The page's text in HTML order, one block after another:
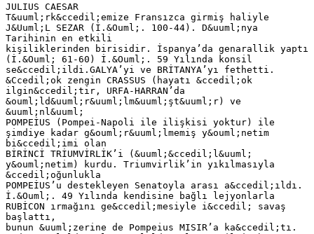
JULIUS CAESAR
T&uuml;rk&ccedil;emize Fransızca girmiş haliyle
J&Uuml;L SEZAR (İ.&Ouml;. 100-44). D&uuml;nya
Tarihinin en etkili
kişiliklerinden birisidir. İspanya’da genarallik yaptı
(İ.&Ouml; 61-60) İ.&Ouml;. 59 Yılında konsil
se&ccedil;ildi.GALYA’yi ve BRİTANYA’yı fethetti.
&Ccedil;ok zengin CRASSUS (hayatı &ccedil;ok
ilgin&ccedil;tir, URFA-HARRAN’da
&ouml;ld&uuml;r&uuml;lm&uuml;şt&uuml;r) ve
&uuml;nl&uuml;
POMPEİUS (Pompei-Napoli ile ilişkisi yoktur) ile
şimdiye kadar g&ouml;r&uuml;lmemiş y&ouml;netim
bi&ccedil;imi olan
BİRİNCİ TRİUMVİRLİK’i (&uuml;&ccedil;l&uuml;
y&ouml;netim) kurdu. Triumvirlik’in yıkılmasıyla
&ccedil;oğunlukla
POMPEİUS’u destekleyen Senatoyla arası a&ccedil;ıldı.
İ.&Ouml;. 49 Yılında kendisine bağlı lejyonlarla
RUBİCON ırmağını ge&ccedil;mesiyle i&ccedil; savaş
başlattı,
bunun &uuml;zerine de Pompeius MISIR’a ka&ccedil;tı.